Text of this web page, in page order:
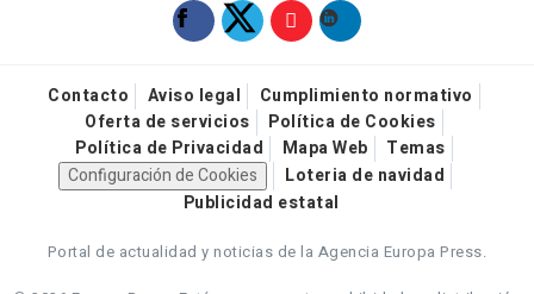
Contacto Aviso legal
Cumplimiento normativo
Oferta de servicios
Política de Cookies
Política de Privacidad
Mapa Web
Temas
Configuración de Cookies
Loteria de navidad
Publicidad estatal
Portal de actualidad y noticias de la Agencia Europa Press.